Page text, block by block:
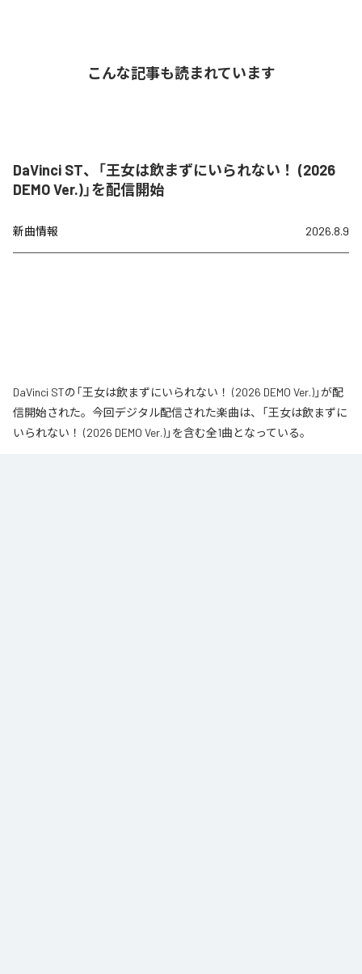
こんな記事も読まれています
DaVinci ST、「王女は飲まずにいられない！ (2026
DEMO Ver.)」を配信開始
新曲情報 2026.8.9
DaVinci STの「王女は飲まずにいられない！ (2026 DEMO Ver.)」が配
信開始された。今回デジタル配信された楽曲は、「王女は飲まずに
いられない！ (2026 DEMO Ver.)」を含む全1曲となっている。